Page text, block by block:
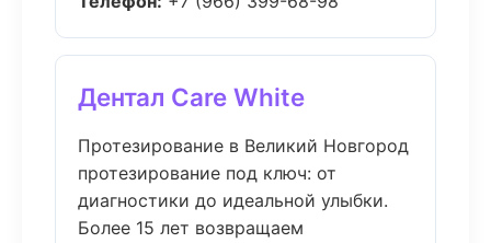
Дентал Care White
Протезирование в Великий Новгород
протезирование под ключ: от
диагностики до идеальной улыбки.
Более 15 лет возвращаем